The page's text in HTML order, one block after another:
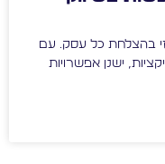
בהצלחת כל עסק. עם
ישנן אפשרויות